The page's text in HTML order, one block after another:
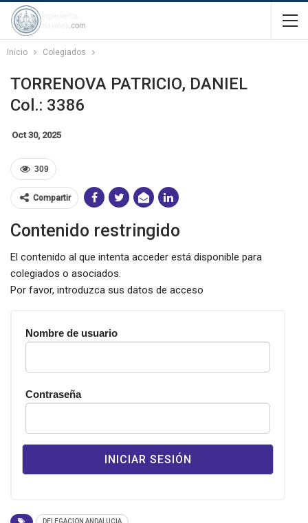
Inicio Colegiados
TORRENOVA PATRICIO, DANIEL
Col.: 3386
Oct 30, 2025
309
Compartir
Contenido restringido
El contenido al que intenta acceder está disponible para
colegiados o asociados.
Por favor, introduzca sus datos de acceso
Nombre de usuario
Contraseña
DELEGACION ANDALUCIA